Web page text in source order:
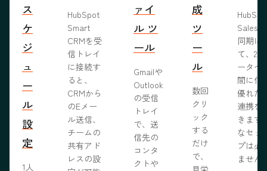
ス
ケ
ジ
ュ
ー
ル
設
定
1人
HubSpot
Smart
CRMを受
信トレイ
に接続す
ると、
CRMから
のEメー
ル送信、
チームの
共有アド
レスの設
ァイ
ル ツ
ール
Gmailや
Outlook
の受信
トレイ
で、送
信先の
コンタ
クトや
成
ツ
ー
ル
数回
クリ
ック
する
だけ
で、
同期に
て、2
ータベ
間に信
優れた
連携を
きます
なセッ
プは必
ません